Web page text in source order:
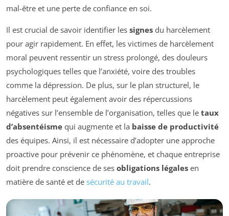
mal-être et une perte de confiance en soi.
Il est crucial de savoir identifier les signes du harcèlement
pour agir rapidement. En effet, les victimes de harcèlement
moral peuvent ressentir un stress prolongé, des douleurs
psychologiques telles que l’anxiété, voire des troubles
comme la dépression. De plus, sur le plan structurel, le
harcèlement peut également avoir des répercussions
négatives sur l’ensemble de l’organisation, telles que le taux
d’absentéisme qui augmente et la baisse de productivité
des équipes. Ainsi, il est nécessaire d’adopter une approche
proactive pour prévenir ce phénomène, et chaque entreprise
doit prendre conscience de ses obligations légales en
matière de santé et de sécurité au travail.